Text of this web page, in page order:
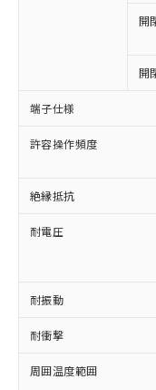
開
開
端子仕様
許容操作頻度
絶縁抵抗
耐電圧
耐振動
耐衝撃
周囲温度範囲
商品の
(税抜)
当社
本サ
ことを
在庫
記載
タに基
覧さ
準価
正式
様のお
ムロ
オム
在庫
非含有の対
非該当品：
害物質有無
いたものが
むを得ず変
鉛(Pb)
六価クロム
類(PBB)
(PBDE)
ル) (DEHP)(別
ルベンジル（
（DBP）
但し、RoHS指
図的な使用がな
「○」：最
基準値以下
「×」：最
基準値を超え
い合わせくだ
*中国RoHS10物
Pb(鉛)
ム) : 100ppm、
Cr(Ⅵ)(六価クロ
ニル類) :
DBP(フタル酸ジ
イソブチル) :
DEHP(フタル酸
当社
為替お
（以下
また
国政
可)を
当社
全に破
いよう
当社は
ル、
武器
当社
一